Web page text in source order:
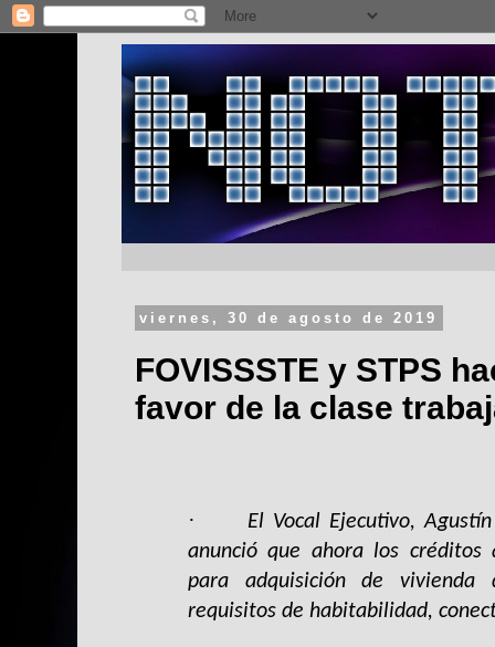
viernes, 30 de agosto de 2019
FOVISSSTE y STPS
favor de la clase
·
El Vocal Ejecutivo,
anunció que ahora los créditos
para adquisición de vivienda
requisitos de habitabilidad,